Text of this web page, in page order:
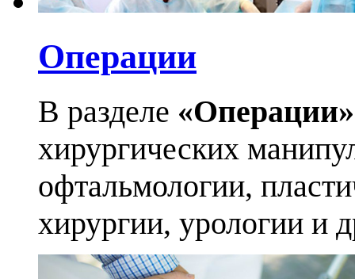
Операции
В разделе «Операции»
хирургических
офтальмологии,
хирургии, урологии и